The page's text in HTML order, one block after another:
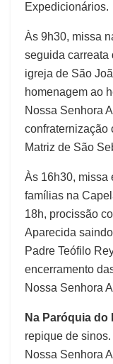
Expedicionários.
Às 9h30, missa
seguida carreata
igreja de São
homenagem ao
Nossa Senhora
confraternização
Matriz de São
Às 16h30, missa
famílias na
18h, procissão
Aparecida
Padre Teófilo
encerramento
Nossa Senhora
Na Paróquia do
repique de
Nossa Senhora